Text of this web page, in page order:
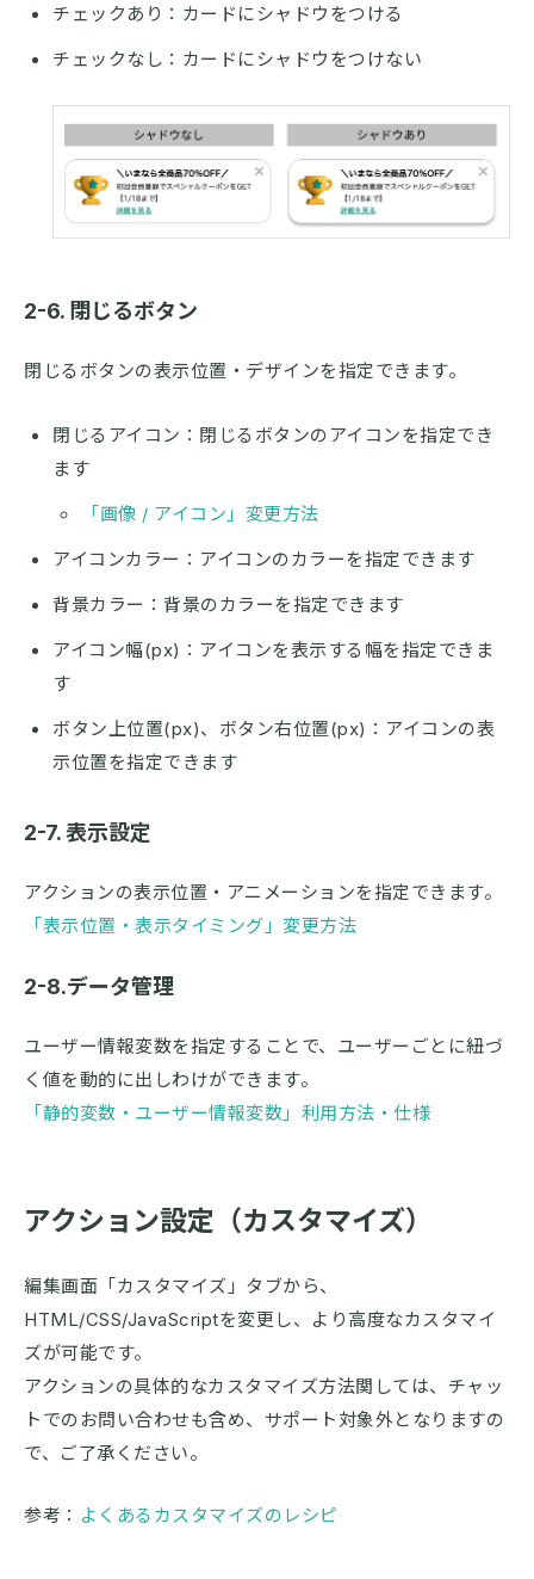
チェックあり：カードにシャドウをつける
チェックなし：カードにシャドウをつけない
2-6. 閉じるボタン
閉じるボタンの表示位置・デザインを指定できます。
閉じるアイコン：閉じるボタンのアイコンを指定でき
ます
「画像 / アイコン」変更方法
アイコンカラー：アイコンのカラーを指定できます
背景カラー：背景のカラーを指定できます
アイコン幅(px)：アイコンを表示する幅を指定できま
す
ボタン上位置(px)、ボタン右位置(px)：アイコンの表
示位置を指定できます
2-7. 表示設定
アクションの表示位置・アニメーションを指定できます。
「表示位置・表示タイミング」変更方法
2-8.データ管理
ユーザー情報変数を指定することで、ユーザーごとに紐づ
く値を動的に出しわけができます。
「静的変数・ユーザー情報変数」利用方法・仕様
アクション設定（カスタマイズ）
編集画面「カスタマイズ」タブから、
HTML/CSS/JavaScriptを変更し、より高度なカスタマイ
ズが可能です。
アクションの具体的なカスタマイズ方法関しては、チャッ
トでのお問い合わせも含め、サポート対象外となりますの
で、ご了承ください。
参考： よくあるカスタマイズのレシピ